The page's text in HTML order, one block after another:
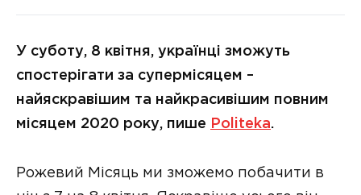
У суботу, 8 квітня, українці зможуть
спостерігати за супермісяцем –
найяскравішим та найкрасивішим повним
місяцем 2020 року, пише
Politeka.
Рожевий Місяць ми зможемо побачити в